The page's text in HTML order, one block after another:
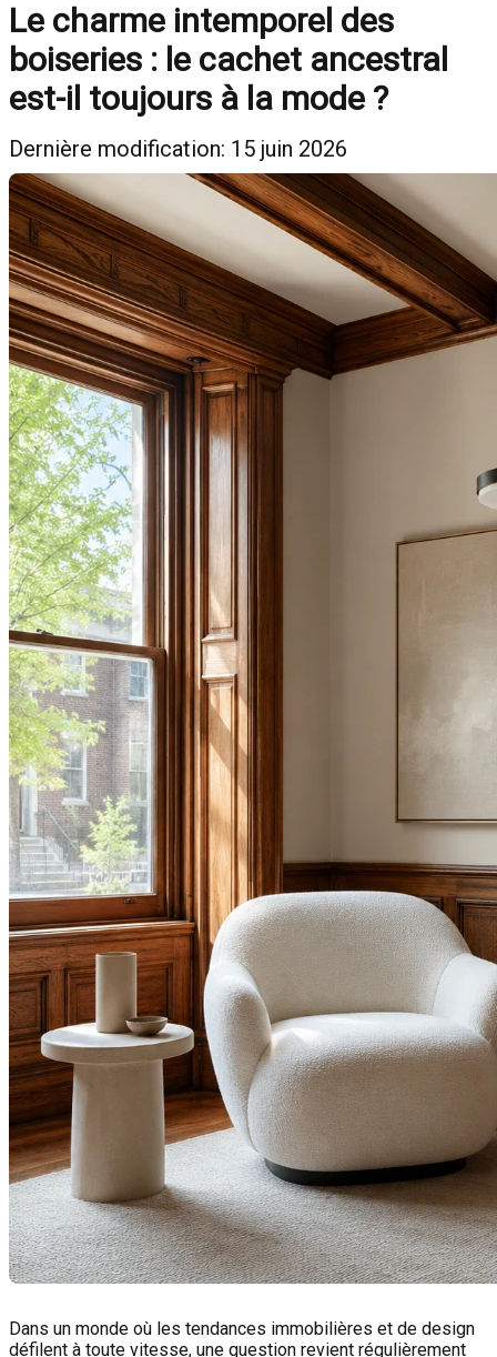
Le charme intemporel des
boiseries : le cachet ancestral
est-il toujours à la mode ?
Dernière modification: 15 juin 2026
Dans un monde où les tendances immobilières et de design
défilent à toute vitesse, une question revient régulièrement